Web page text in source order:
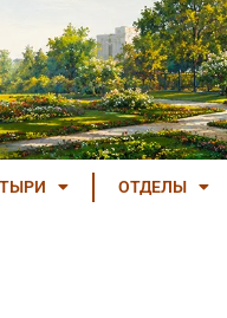
ОТДЕЛЫ